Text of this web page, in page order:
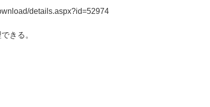
details.aspx?id=52974
きる。